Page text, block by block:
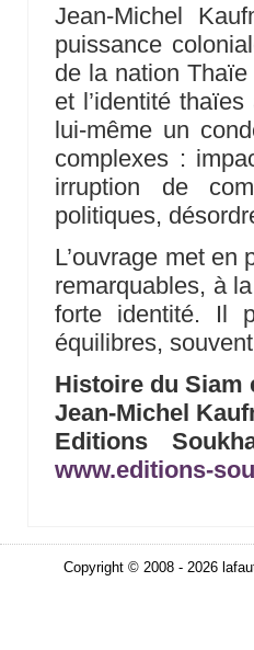
Jean-Michel
puissance
de la nation
et l’identité
lui-même un
complexes :
irruption de
politiques,
L’ouvrage met en
remarquables, à
forte identité. Il
équilibres,
Histoire du Siam
Jean-Michel
Editions
www.editions-
Copyright © 2008 - 2026